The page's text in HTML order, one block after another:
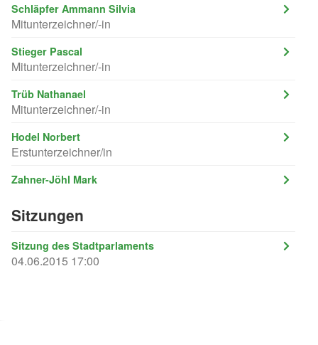
Schläpfer Ammann Silvia
Mitunterzeichner/-in
Stieger Pascal
Mitunterzeichner/-in
Trüb Nathanael
Mitunterzeichner/-in
Hodel Norbert
Erstunterzeichner/in
Zahner-Jöhl Mark
Sitzungen
Sitzung des Stadtparlaments
04.06.2015 17:00